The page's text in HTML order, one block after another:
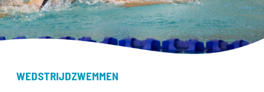
WEDSTRIJDZWEMMEN